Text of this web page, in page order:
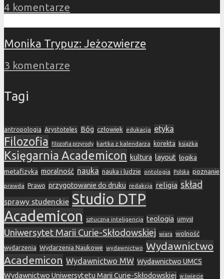
4 komentarze
Monika Trypuz: Jeżozwierze
3 komentarze
Tagi
antropologia Arystoteles Bóg człowiek edukacja etyka
Filozofia filozofia przyrody kartka z kalendarza korekta książka
Księgarnia Academicon kultura layout logika
metafizyka moralność nauka nauka i ludzie ontologia Polska poznanie
prawda Prawo przygotowanie do druku redakcja religia skład
sprawy studenckie Studio DTP
Academicon
sztuczna inteligencja teologia umysł
Uniwersytet Marii Curie-Skłodowskiej wiara wolność
wydarzenia Wydarzenia Naukowe wydawnictwo Wydawnictwo
Academicon Wydawnictwo MW Wydawnictwo UMCS
Wydawnictwo Uniwersytetu Marii Curie-Skłodowskiej w świecie